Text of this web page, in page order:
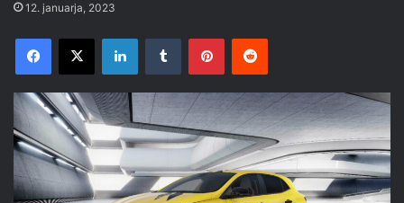
12. januarja, 2023
Facebook
X LinkedInTumblr PinterestReddit